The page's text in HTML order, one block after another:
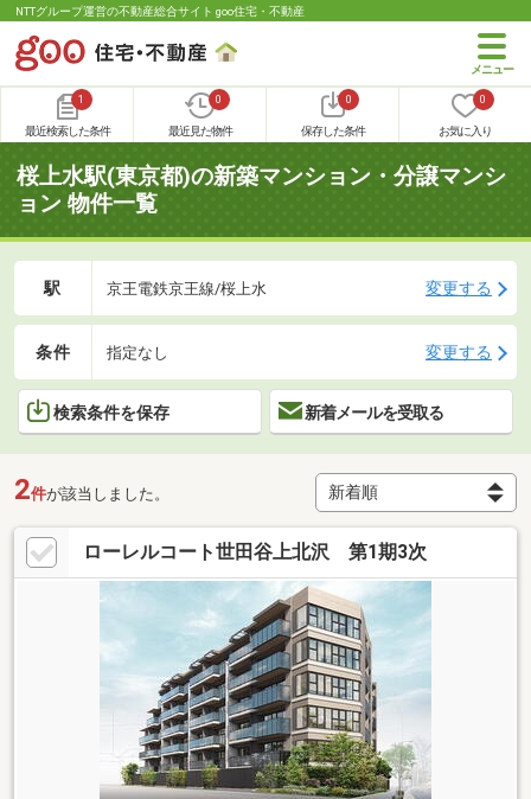
NTTグループ運営の不動産総合サイト goo住宅・不動産
1
最近検索した条件
0
最近見た物件
0
保存した条件
0
お気に入り
桜上水駅(東京都)の新築マンション・分譲マンシ
ョン 物件一覧
駅 京王電鉄京王線/桜上水 変更する
条件 指定なし 変更する
検索条件を保存 新着メールを受取る
2件が該当しました。
ローレルコート世田谷上北沢 第1期3次